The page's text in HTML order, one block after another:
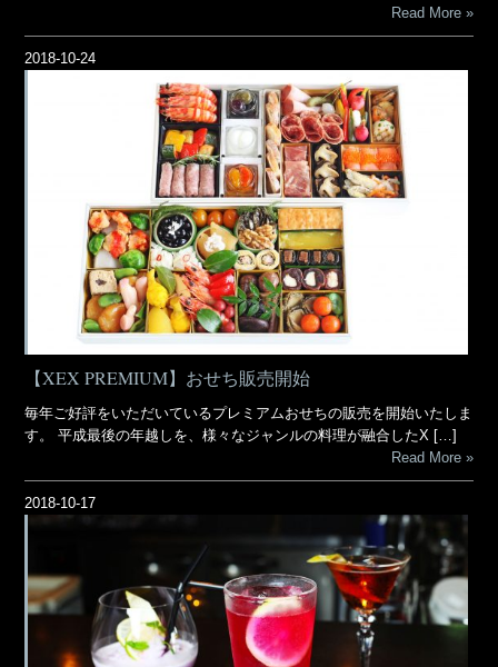
Read More
2018-10-24
【XEX PREMIUM】おせち販売開始
毎年ご好評をいただいているプレミアムおせちの販売を開始いたしま
す。 平成最後の年越しを、様々なジャンルの料理が融合したX […]
Read More
2018-10-17